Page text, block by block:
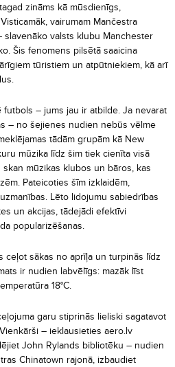
zināms kā mūsdienīgs,
vairumam Mančestra
valsts klubu Manchester
Šis fenomens pilsētā saaicina
tūristiem un atpūtniekiem, kā arī
futbols – jums jau ir atbilde. Ja nevarat
– no šejienes nudien nebūs vēlme
tādām grupām kā New
mūzika līdz šim tiek cienīta visā
mūzikas klubos un bāros, kas
Pateicoties šīm izklaidēm,
Lēto lidojumu sabiedrības
un akcijas, tādejādi efektīvi
popularizēšanas.
ceļot sākas no aprīļa un turpinās līdz
ir nudien labvēlīgs: mazāk līst
18°C.
garu stiprinās lieliski sagatavot
– ieklausieties aero.lv
John Rylands bibliotēku – nudien
Chinatown rajonā, izbaudiet